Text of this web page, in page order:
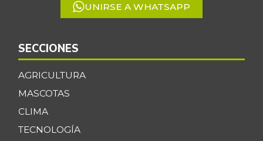
UNIRSE A WHATSAPP
SECCIONES
AGRICULTURA
MASCOTAS
CLIMA
TECNOLOGÍA